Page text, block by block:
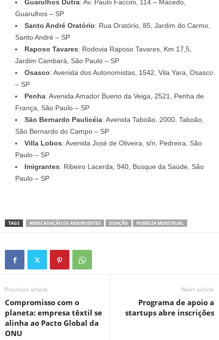
Guarulhos Dutra: Av. Paulo Faccini, 114 – Macedo,
Guarulhos – SP
Santo André Oratório: Rua Oratório, 85, Jardim do Carmo,
Santo André – SP
Raposo Tavares: Rodovia Raposo Tavares, Km 17,5,
Jardim Cambará, São Paulo – SP
Osasco: Avenida dos Autonomistas, 1542, Vila Yara, Osasco
– SP
Penha: Avenida Amador Bueno da Veiga, 2521, Penha de
França, São Paulo – SP
São Bernardo Paulicéia: Avenida Taboão, 2000, Taboão,
São Bernardo do Campo – SP
Villa Lobos: Avenida José de Oliveira, s/n, Pedreira, São
Paulo – SP
Imigrantes: Ribeiro Lacerda, 940, Bosque da Saúde, São
Paulo – SP
TAGS ARRECADAÇÃO DE ABSORVENTES DOAÇÃO POBREZA MENSTRUAL
Previous article
Compromisso com o
planeta: empresa têxtil se
alinha ao Pacto Global da
ONU
Next article
Programa de apoio a
startups abre inscrições